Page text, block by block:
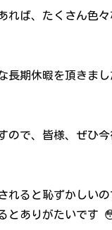
れば、たくさん色
長期休暇を頂きま
ので、皆様、ぜひ
れると恥ずかしい
とありがたいです